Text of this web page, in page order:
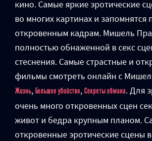
кино. Самые яркие эротические
во многих картинах и запомнятся
откровенным кадрам. Мишель
полностью обнаженной в секс
стеснения. Самые страстные и
фильмы смотреть онлайн с
Жизнь, Большое убийство, Секреты обмана. Для
очень много откровенных сцен
живот и бедра крупным планом.
откровенные эротические сцены